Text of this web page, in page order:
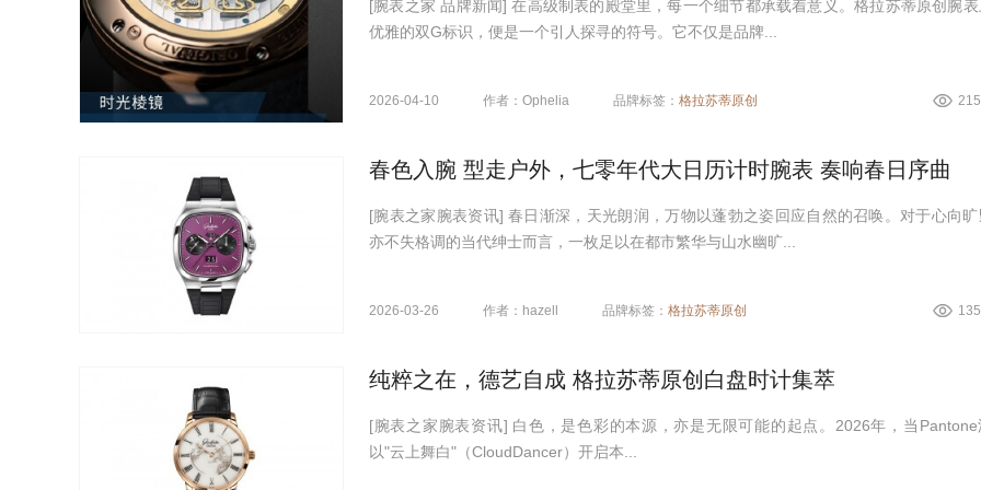
[腕表之家 品牌新闻] 在高级制表的殿堂里，每一个细节都承载着意义。格拉苏蒂原创腕表
优雅的双G标识，便是一个引人探寻的符号。它不仅是品牌...
2026-04-10 作者：Ophelia 品牌标签： 格拉苏蒂原创
春色入腕 型走户外，七零年代大日历计时腕表 奏响春日序曲
[腕表之家腕表资讯] 春日渐深，天光朗润，万物以蓬勃之姿回应自然的召唤。对于心向旷
亦不失格调的当代绅士而言，一枚足以在都市繁华与山水幽旷...
2026-03-26 作者：hazell 品牌标签： 格拉苏蒂原创
纯粹之在，德艺自成 格拉苏蒂原创白盘时计集萃
[腕表之家腕表资讯] 白色，是色彩的本源，亦是无限可能的起点。2026年，当Pantone
以"云上舞白"（CloudDancer）开启本...